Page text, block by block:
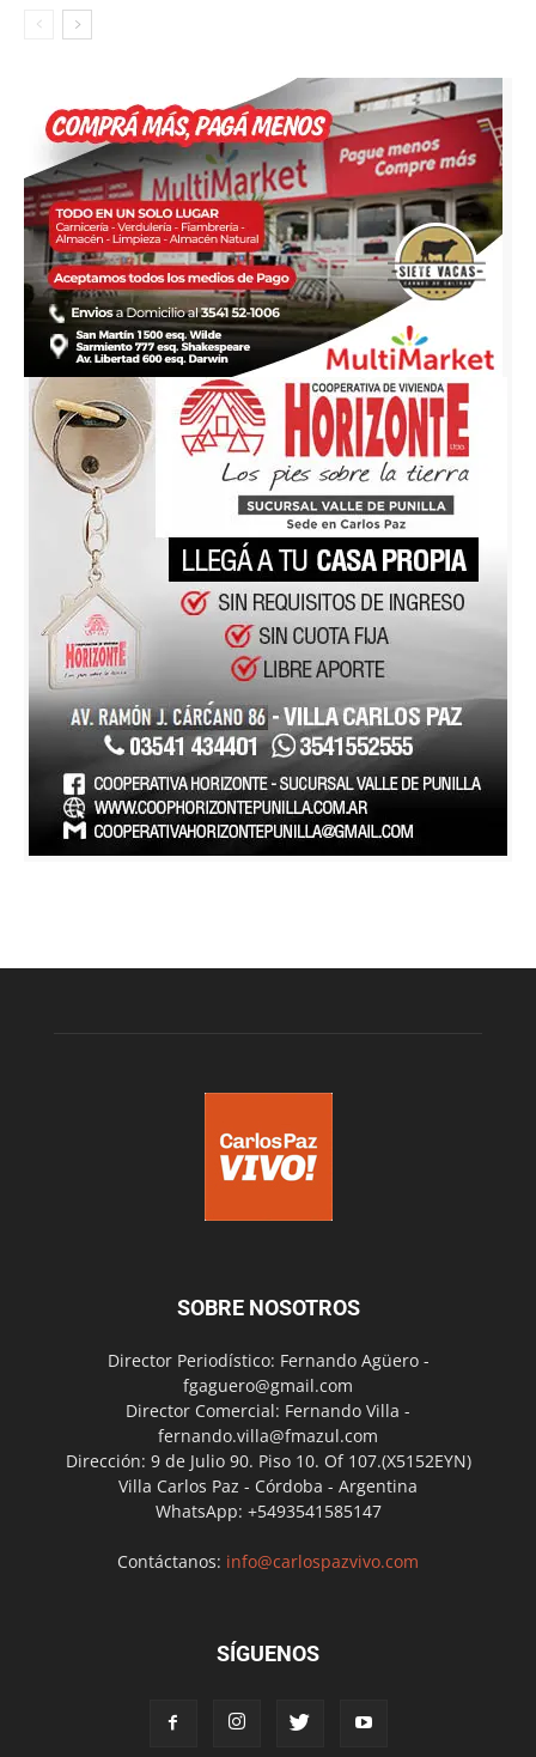
SOBRE NOSOTROS
Director Periodístico: Fernando Agüero -
fgaguero@gmail.com
Director Comercial: Fernando Villa -
fernando.villa@fmazul.com
Dirección: 9 de Julio 90. Piso 10. Of 107.(X5152EYN)
Villa Carlos Paz - Córdoba - Argentina
WhatsApp: +5493541585147
Contáctanos: info@carlospazvivo.com
SÍGUENOS